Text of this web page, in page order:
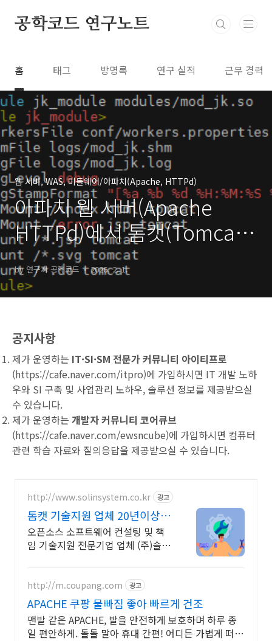
공학코드 연구노트
홈 태그 방명록 연구 실적 근무 경력
웹 서버, WAS, 미들웨어/아파치(Apache, HTTPd)
아파치 웹 서버(Apache
HTTPd)에서 톰캣(Tomcat)
연동 부분 로그 수준 설정
by 연구자 공학코드 2026. 2. 1.
공지사항
제가 운영하는 IT·SI·SM 전문가 커뮤니티 아이티프로
(https://cafe.naver.com/itpro)에 가입하시면 IT 개발 노하
우와 SI 구축 및 사업관리 노하우, 솔루션 정보를 제공받으실
수 있습니다.
제가 운영하는 개발자 커뮤니티 코어큐브
(https://cafe.naver.com/ewsncube)에 가입하시면 컴퓨터
관련 학습 자료와 질의응답을 제공받으실 수 있습니다.
http://www.solinsystem.co.kr 광고
톰캣 기술지원 업체 20년이상
기술지원 노하우
오픈소스 소프트웨어 컨설팅 및 책
임 기술지원 전문기업 업체 (주)솔인
http://m.coupang.com 광고
APACHE 쿠팡 물빠짐 좋아 빠르게 건조
맨발 같은 APACHE, 발을 안전하게 보호하며 하루 종
일 편안하게. 돌돌 말아 휴대 간편! 어디든 가볍게 떠날